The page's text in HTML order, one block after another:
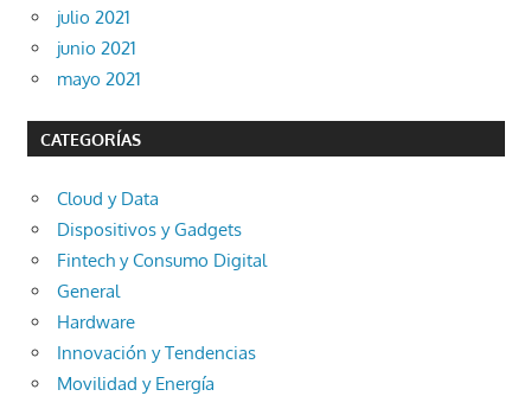
julio 2021
junio 2021
mayo 2021
CATEGORÍAS
Cloud y Data
Dispositivos y Gadgets
Fintech y Consumo Digital
General
Hardware
Innovación y Tendencias
Movilidad y Energía